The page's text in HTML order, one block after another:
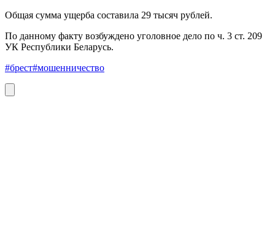
Общая сумма ущерба составила 29 тысяч рублей.
По данному факту возбуждено уголовное дело по ч. 3 ст. 209
УК Республики Беларусь.
#брест#мошенничество